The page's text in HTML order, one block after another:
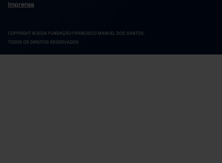
Imprensa
COPYRIGHT © 2024 FUNDAÇÃO FRANCISCO MANUEL DOS SANTOS.
TODOS OS DIREITOS RESERVADOS